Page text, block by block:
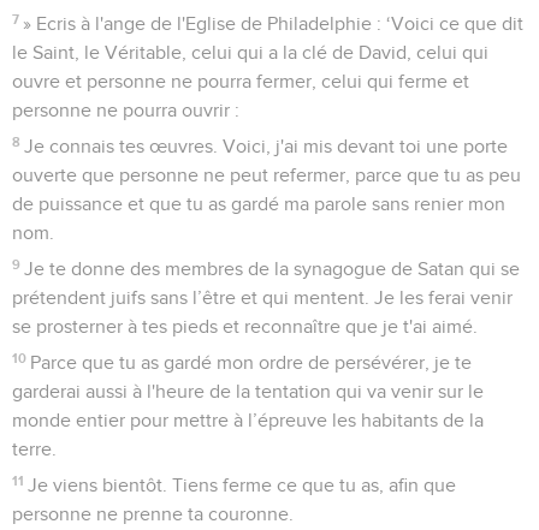
7 » Ecris à l'ange de l'Eglise de Philadelphie : ‘Voici ce que dit
le Saint, le Véritable, celui qui a la clé de David, celui qui
ouvre et personne ne pourra fermer, celui qui ferme et
personne ne pourra ouvrir :
8 Je connais tes œuvres. Voici, j'ai mis devant toi une porte
ouverte que personne ne peut refermer, parce que tu as peu
de puissance et que tu as gardé ma parole sans renier mon
nom.
9 Je te donne des membres de la synagogue de Satan qui se
prétendent juifs sans l’être et qui mentent. Je les ferai venir
se prosterner à tes pieds et reconnaître que je t'ai aimé.
10 Parce que tu as gardé mon ordre de persévérer, je te
garderai aussi à l'heure de la tentation qui va venir sur le
monde entier pour mettre à l’épreuve les habitants de la
terre.
11 Je viens bientôt. Tiens ferme ce que tu as, afin que
personne ne prenne ta couronne.